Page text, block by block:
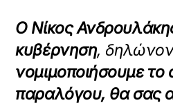
Ο Νίκος
κυβέρνηση,
νομιμοποιήσουμε το
παραλόγου, θα σας